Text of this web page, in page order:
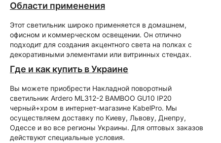
Области применения
Этот светильник широко применяется в домашнем,
офисном и коммерческом освещении. Он отлично
подходит для создания акцентного света на полках с
декоративными элементами или витринных стендах.
Где и как купить в Украине
Вы можете приобрести Накладной поворотный
светильник Ardero ML312-2 BAMBOO GU10 IP20
черный+хром в интернет-магазине KabelPro. Мы
осуществляем доставку по Киеву, Львову, Днепру,
Одессе и во все регионы Украины. Для оптовых заказов
действуют специальные условия.